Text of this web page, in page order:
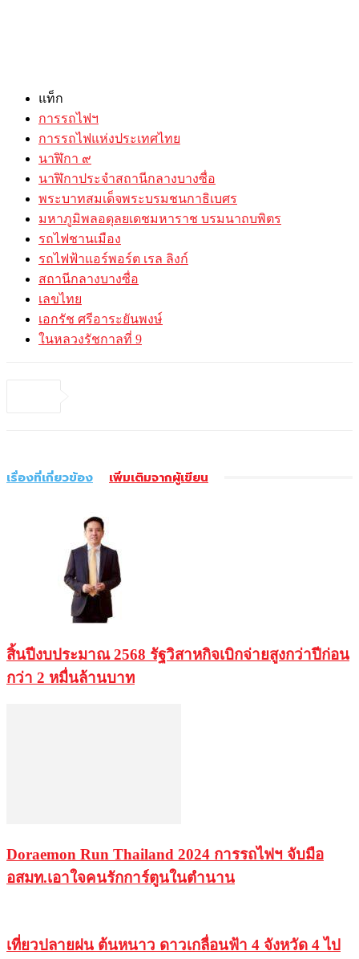
แท็ก
การรถไฟฯ
การรถไฟแห่งประเทศไทย
นาฬิกา ๙
นาฬิกาประจำสถานีกลางบางซื่อ
พระบาทสมเด็จพระบรมชนกาธิเบศร
มหาภูมิพลอดุลยเดชมหาราช บรมนาถบพิตร
รถไฟชานเมือง
รถไฟฟ้าแอร์พอร์ต เรล ลิงก์
สถานีกลางบางซื่อ
เลขไทย
เอกรัช ศรีอาระยันพงษ์
ในหลวงรัชกาลที่ 9
เรื่องที่เกี่ยวข้อง เพิ่มเติมจากผู้เขียน
สิ้นปีงบประมาณ 2568 รัฐวิสาหกิจเบิกจ่ายสูงกว่าปีก่อน
กว่า 2 หมื่นล้านบาท
Doraemon Run Thailand 2024 การรถไฟฯ จับมือ
อสมท.เอาใจคนรักการ์ตูนในตำนาน
เที่ยวปลายฝน ต้นหนาว ดาวเกลื่อนฟ้า 4 จังหวัด 4 ไป